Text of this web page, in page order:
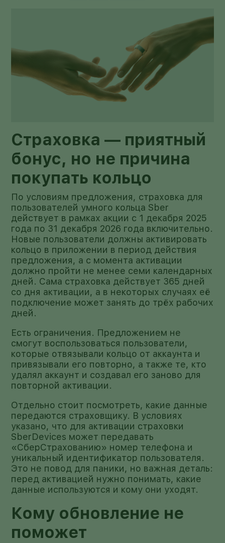
Страховка — приятный
бонус, но не причина
покупать кольцо
По условиям предложения, страховка для
пользователей умного кольца Sber
действует в рамках акции с 1 декабря 2025
года по 31 декабря 2026 года включительно.
Новые пользователи должны активировать
кольцо в приложении в период действия
предложения, а с момента активации
должно пройти не менее семи календарных
дней. Сама страховка действует 365 дней
со дня активации, а в некоторых случаях её
подключение может занять до трёх рабочих
дней.
Есть ограничения. Предложением не
смогут воспользоваться пользователи,
которые отвязывали кольцо от аккаунта и
привязывали его повторно, а также те, кто
удалял аккаунт и создавал его заново для
повторной активации.
Отдельно стоит посмотреть, какие данные
передаются страховщику. В условиях
указано, что для активации страховки
SberDevices может передавать
«СберСтрахованию» номер телефона и
уникальный идентификатор пользователя.
Это не повод для паники, но важная деталь:
перед активацией нужно понимать, какие
данные используются и кому они уходят.
Кому обновление не
поможет